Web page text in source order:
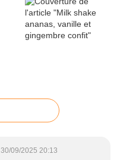
30/09/2025 20:13